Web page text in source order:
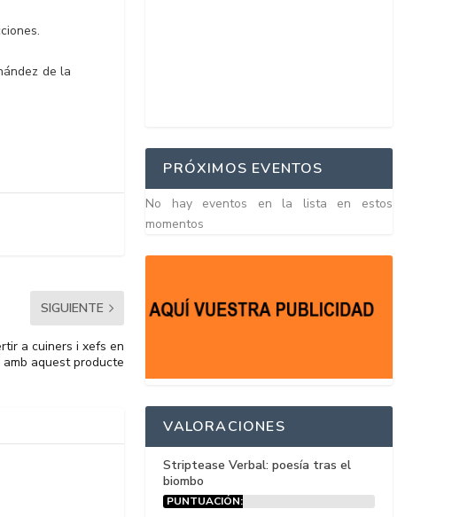
de la
SIGUIENTE
a cuiners i xefs en
aquest producte
PRÓXIMOS EVENTOS
No hay eventos en la lista en estos
momentos
VALORACIONES
Striptease Verbal: poesía tras el
biombo
PUNTUACIÓN: